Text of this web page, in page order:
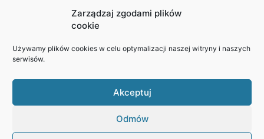
Zarządzaj zgodami plików
cookie
Używamy plików cookies w celu optymalizacji naszej witryny i naszych
serwisów.
Akceptuj
Odmów
Ostoja Bartna